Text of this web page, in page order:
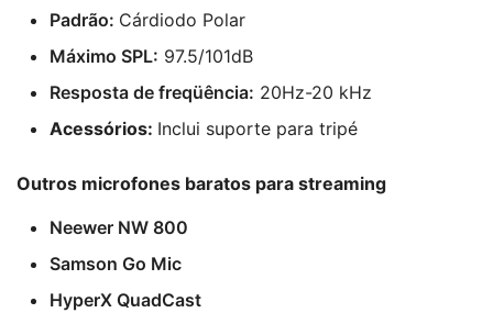
Padrão: Cárdiodo Polar
Máximo SPL: 97.5/101dB
Resposta de freqüência: 20Hz-20 kHz
Acessórios: Inclui suporte para tripé
Outros microfones baratos para streaming
Neewer NW 800
Samson Go Mic
HyperX QuadCast